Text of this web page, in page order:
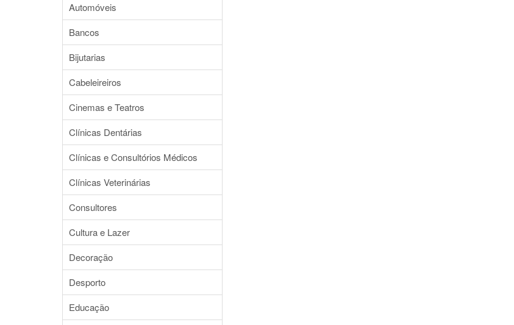
Automóveis
Bancos
Bijutarias
Cabeleireiros
Cinemas e Teatros
Clínicas Dentárias
Clínicas e Consultórios Médicos
Clínicas Veterinárias
Consultores
Cultura e Lazer
Decoração
Desporto
Educação